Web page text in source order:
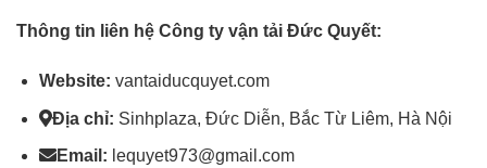
Thông tin liên hệ Công ty vận tải Đức Quyết:
Website: vantaiducquyet.com
Địa chỉ: Sinhplaza, Đức Diễn, Bắc Từ Liêm, Hà Nội
Email: lequyet973@gmail.com